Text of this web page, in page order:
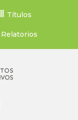
Títulos
Relatorios